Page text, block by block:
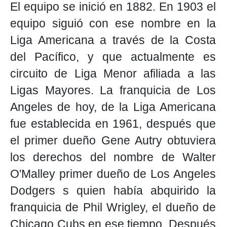
El equipo se inició en 1882. En 1903 el
equipo siguió con ese nombre en la
Liga Americana a través de la Costa
del Pacífico, y que actualmente es
circuito de Liga Menor afiliada a las
Ligas Mayores. La franquicia de Los
Angeles de hoy, de la Liga Americana
fue establecida en 1961, después que
el primer dueño Gene Autry obtuviera
los derechos del nombre de Walter
O'Malley primer dueño de Los Angeles
Dodgers s quien había abquirido la
franquicia de Phil Wrigley, el dueño de
Chicago Cubs en ese tiempo. Después